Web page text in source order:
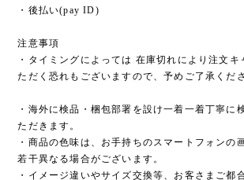
・後払い(pay ID)
注意事項
・タイミングによっては 在庫切れにより注文キ
ただく恐れもございますので、予めご了承くだ
・海外に検品・梱包部署を設け一着一着丁寧に
ただきます。
・商品の色味は、お手持ちのスマートフォンの
若干異なる場合がございます。
・イメージ違いやサイズ交換等、お客さまご都